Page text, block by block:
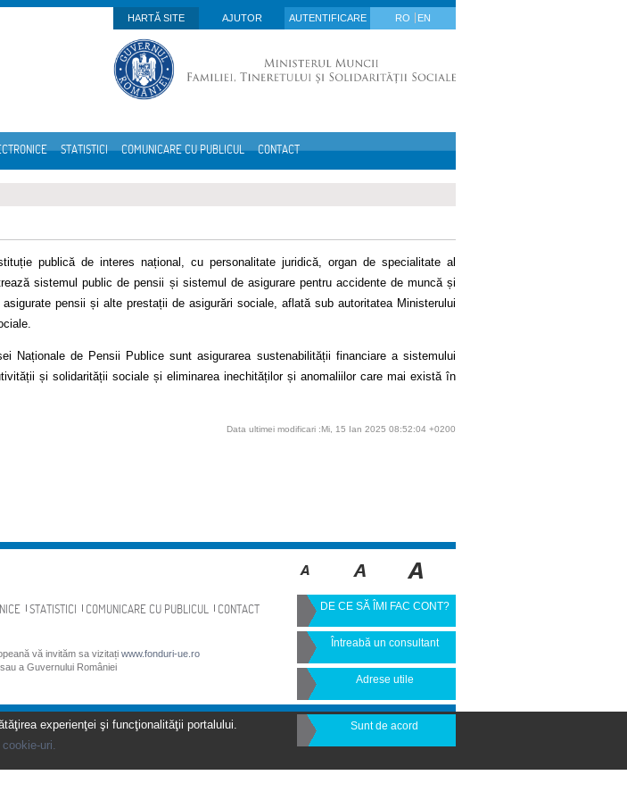
HARTĂ SITE
AJUTOR AUTENTIFICARE RO EN
STATISTICI COMUNICARE CU PUBLICUL CONTACT
publică de interes național, cu personalitate juridică, organ de specialitate al
sistemul public de pensii și sistemul de asigurare pentru accidente de muncă și
pensii și alte prestații de asigurări sociale, aflată sub autoritatea Ministerului
Naționale de Pensii Publice sunt asigurarea sustenabilității financiare a sistemului
și solidarității sociale și eliminarea inechităților și anomaliilor care mai există în
Data ultimei modificari :Mi, 15 Ian 2025 08:52:04 +0200
STATISTICI COMUNICARE CU PUBLICUL CONTACT
vă invităm sa vizitați www.fonduri-ue.ro
a Guvernului României
DE CE SĂ ÎMI FAC CONT?
Întreabă un consultant
Adrese utile
experienţei şi funcţionalităţii portalului.
uri.
Sunt de acord